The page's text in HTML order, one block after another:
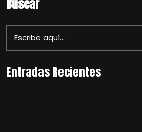
Buscar
Entradas Recientes